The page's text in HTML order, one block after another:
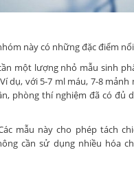
này có những đặc điểm
một lượng nhỏ mẫu sinh
dụ, với 5-7 ml máu, 7-8 mảnh
phòng thí nghiệm đã có đủ
mẫu này cho phép tách
cần sử dụng nhiều hóa